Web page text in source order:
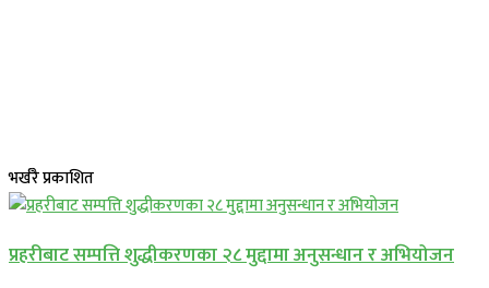
भर्खरै प्रकाशित
प्रहरीबाट सम्पत्ति शुद्धीकरणका २८ मुद्दामा अनुसन्धान र अभियोजन